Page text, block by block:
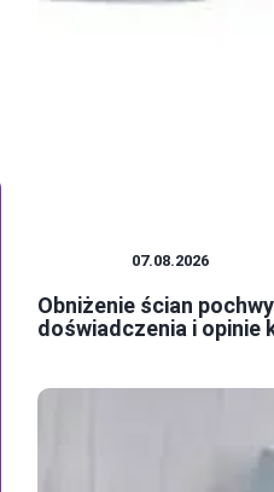
07.08.2026
Obniżenie ścian
doświadczenia i opinie